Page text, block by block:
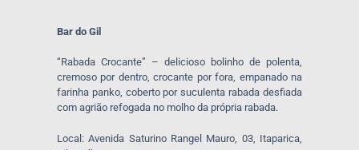
Bar do Gil
“Rabada Crocante” – delicioso bolinho de polenta,
cremoso por dentro, crocante por fora, empanado na
farinha panko, coberto por suculenta rabada desfiada
com agrião refogada no molho da própria rabada.
Local: Avenida Saturino Rangel Mauro, 03, Itaparica,